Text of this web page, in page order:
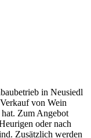
in Neusiedl
von Wein
Zum Angebot
oder nach
Zusätzlich werden